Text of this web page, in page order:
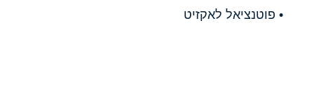
• פוטנציאל לאקזיט